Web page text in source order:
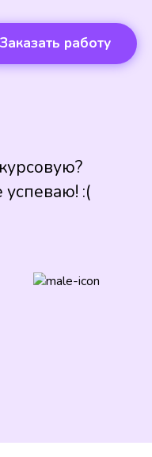
Заказать работу
:(